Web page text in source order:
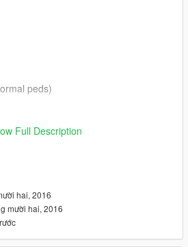
peds)
scripts/addonpeds-asi-pedselector
Full Description
hai, 2016
mười hai, 2016